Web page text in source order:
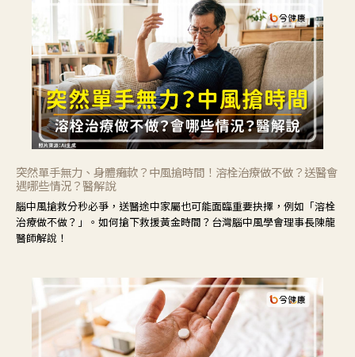
突然單手無力、身體癱軟？中風搶時間！溶栓治療做不做？送醫會
遇哪些情況？醫解說
腦中風搶救分秒必爭，送醫途中家屬也可能面臨重要抉擇，例如「溶栓
治療做不做？」。如何搶下救援黃金時間？台灣腦中風學會理事長陳龍
醫師解說！